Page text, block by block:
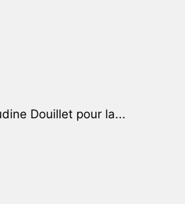
Douillet pour la...